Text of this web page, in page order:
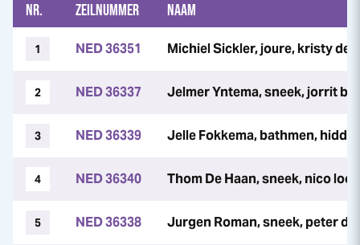
NR. ZEILNUMMER NAAM
1 NED 36351 Michiel Sickler, joure, kristy de
2 NED 36337 Jelmer Yntema, sneek, jorrit
3 NED 36339 Jelle Fokkema, bathmen, hidde
4 NED 36340 Thom De Haan, sneek, nico
5 NED 36338 Jurgen Roman, sneek, peter de